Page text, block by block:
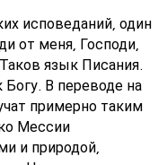
исповеданий, один
от меня, Господи,
язык Писания.
В переводе на
примерно таким
Мессии
и природой,